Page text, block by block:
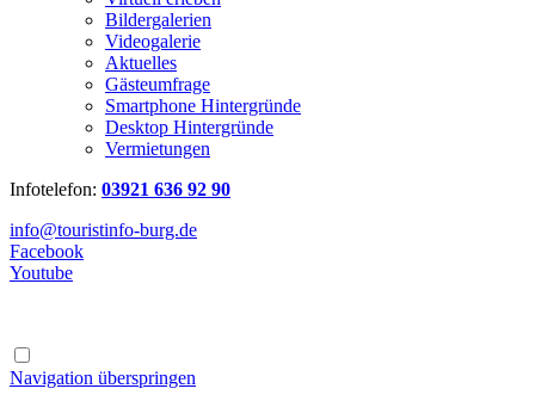
Bildergalerien
Videogalerie
Aktuelles
Gästeumfrage
Smartphone Hintergründe
Desktop Hintergründe
Vermietungen
Infotelefon: 03921 636 92 90
info@touristinfo-burg.de
Facebook
Youtube
Navigation überspringen